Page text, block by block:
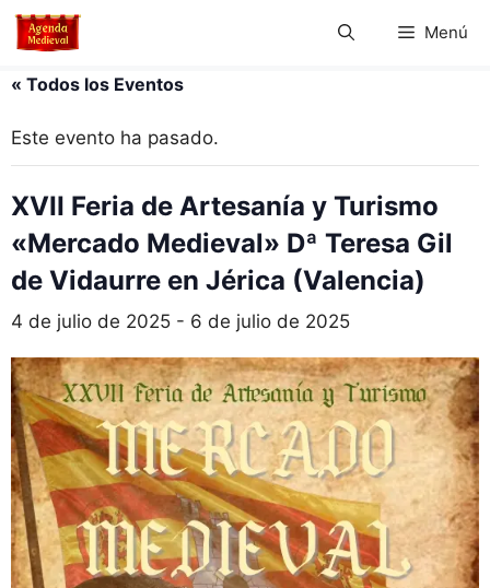
Saltar
Menú
« Todos los Eventos
Este evento ha pasado.
XVII Feria de Artesanía y Turismo
«Mercado Medieval» Dª Teresa Gil
de Vidaurre en Jérica (Valencia)
4 de julio de 2025 - 6 de julio de 2025